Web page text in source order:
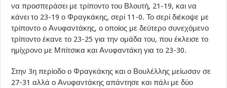
να προσπεράσει με τρίποντο του Βλουτή, 21-19, και να
κάνει το 23-19 ο Φραγκάκης, σερί 11-0. Το σερί διέκοψε με
τρίποντο ο Ανυφαντάκης, ο οποίος με δεύτερο συνεχόμενο
τρίποντο έκανε το 23-25 για την ομάδα του, που έκλεισε το
ημίχρονο με Μπίτσικα και Ανυφαντάκη για το 23-30.
Στην 3η περίοδο ο Φραγκάκης και ο Βουλέλλης μείωσαν σε
27-31 αλλά ο Ανυφαντάκης απάντησε και πάλι με δύο